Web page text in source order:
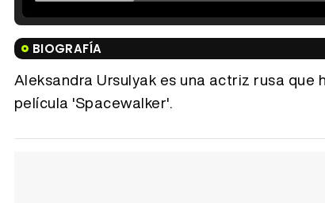
BIOGRAFÍA
Aleksandra Ursulyak es una actriz rusa
película 'Spacewalker'.